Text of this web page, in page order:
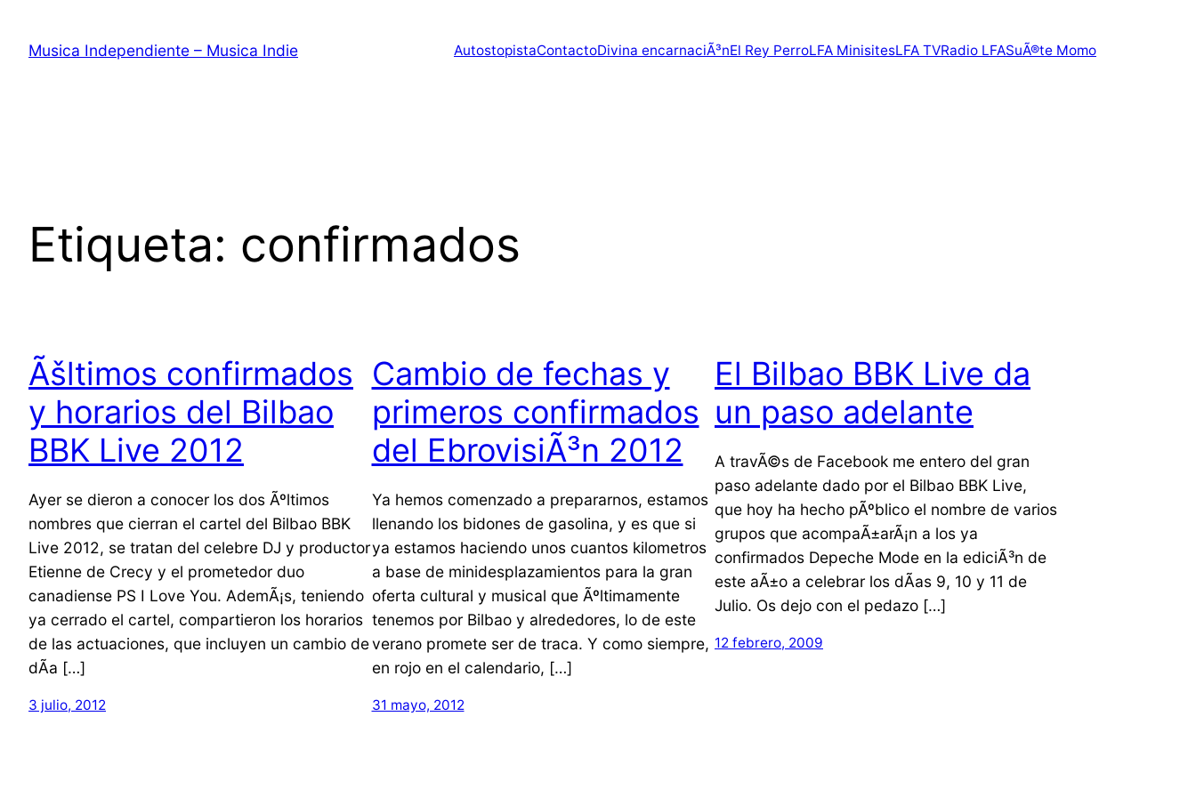
contenido
Musica Independiente – Musica Indie AutostopistaContactoDivina encarnaciÃ³nEl Rey PerroLFA MinisitesLFA TVRadio LFASuÃ®te Momo
Etiqueta: confirmados
Ãšltimos confirmados
y horarios del Bilbao
BBK Live 2012
Ayer se dieron a conocer los dos Ãºltimos
nombres que cierran el cartel del Bilbao BBK
Live 2012, se tratan del celebre DJ y productor
Etienne de Crecy y el prometedor duo
canadiense PS I Love You. AdemÃ¡s, teniendo
ya cerrado el cartel, compartieron los horarios
de las actuaciones, que incluyen un cambio de
dÃ­a […]
3 julio, 2012
Cambio de fechas y
primeros confirmados
del EbrovisiÃ³n 2012
Ya hemos comenzado a prepararnos, estamos
llenando los bidones de gasolina, y es que si
ya estamos haciendo unos cuantos kilometros
a base de minidesplazamientos para la gran
oferta cultural y musical que Ãºltimamente
tenemos por Bilbao y alrededores, lo de este
verano promete ser de traca. Y como siempre,
en rojo en el calendario, […]
31 mayo, 2012
El Bilbao BBK Live da
un paso adelante
A travÃ©s de Facebook me entero del gran
paso adelante dado por el Bilbao BBK Live,
que hoy ha hecho pÃºblico el nombre de varios
grupos que acompaÃ±arÃ¡n a los ya
confirmados Depeche Mode en la ediciÃ³n de
este aÃ±o a celebrar los dÃ­as 9, 10 y 11 de
Julio. Os dejo con el pedazo […]
12 febrero, 2009